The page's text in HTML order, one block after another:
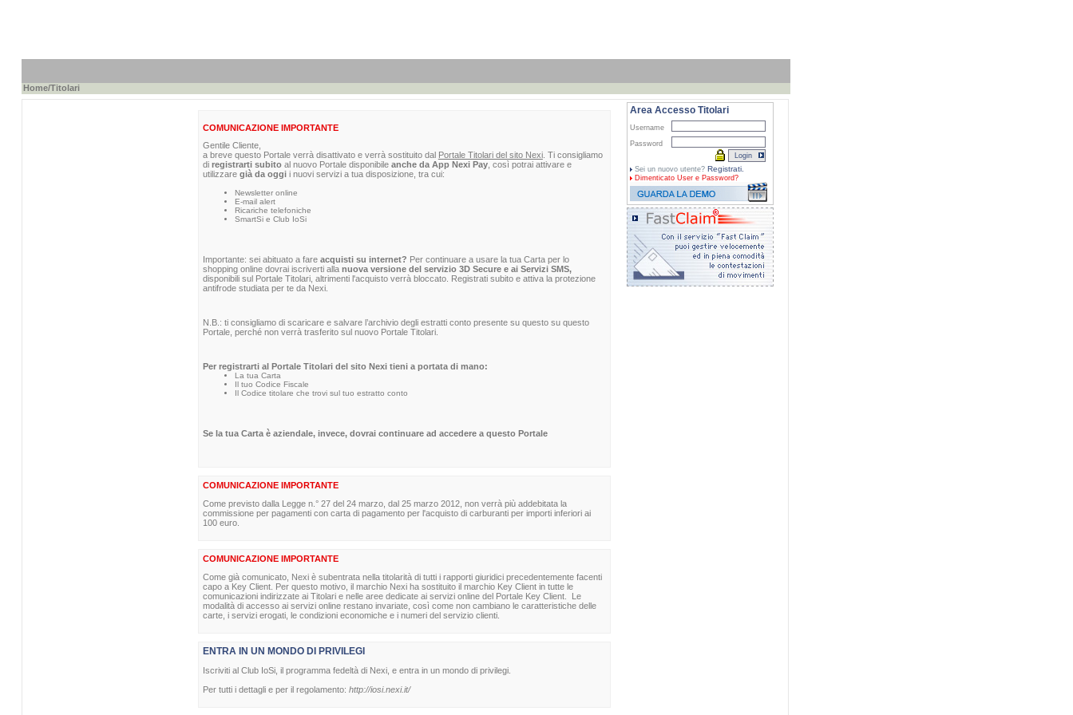
Home/Titolari
COMUNICAZIONE IMPORTANTE
Gentile Cliente,
a breve questo Portale verrà disattivato e verrà sostituito dal Portale Titolari del sito Nexi. Ti consigliamo
diregistrarti subitoal nuovo Portale disponibile anche da App Nexi Pay, così potrai attivare e
utilizzare già da oggii nuovi servizi a tua disposizione, tra cui:
Newsletter online
E-mail alert
Ricariche telefoniche
SmartSi e Club IoSi
Importante: sei abituato a fare acquisti su internet? Per continuare a usare la tua Carta per lo
shopping online dovrai iscriverti alla nuova versione del servizio 3D Secure e ai Servizi SMS,
disponibili sul Portale Titolari, altrimenti l'acquisto verrà bloccato. Registrati subito e attiva la protezione
antifrode studiata per te da Nexi.
N.B.: ti consigliamo di scaricare e salvare l’archivio degli estratti conto presente su questo su questo
Portale, perché non verrà trasferito sul nuovo Portale Titolari.
Per registrarti al Portale Titolari del sito Nexi tieni a portata di mano:
La tua Carta
Il tuo Codice Fiscale
Il Codice titolare che trovi sul tuo estratto conto
Se la tua Carta è aziendale, invece, dovrai continuare ad accedere a questo Portale
COMUNICAZIONE IMPORTANTE
Come previsto dalla Legge n.° 27 del 24 marzo, dal 25 marzo 2012, non verrà più addebitata la
commissione per pagamenti con carta di pagamento per l'acquisto di carburanti per importi inferiori ai
100 euro.
COMUNICAZIONE IMPORTANTE
Come già comunicato, Nexi è subentrata nella titolarità di tutti i rapporti giuridici precedentemente facenti
capo a Key Client. Per questo motivo, il marchio Nexi ha sostituito il marchio Key Client in tutte le
comunicazioni indirizzate ai Titolari e nelle aree dedicate ai servizi online del Portale Key Client. Le
modalità di accesso ai servizi online restano invariate, così come non cambiano le caratteristiche delle
carte, i servizi erogati, le condizioni economiche e i numeri del servizio clienti.
ENTRA IN UN MONDO DI PRIVILEGI
Iscriviti al Club IoSi, il programma fedeltà di Nexi, e entra in un mondo di privilegi.
Per tutti i dettagli e per il regolamento: http://iosi.nexi.it/
Area Accesso Titolari
Username
Password
Sei un nuovo utente? Registrati.
Dimenticato User e Password?